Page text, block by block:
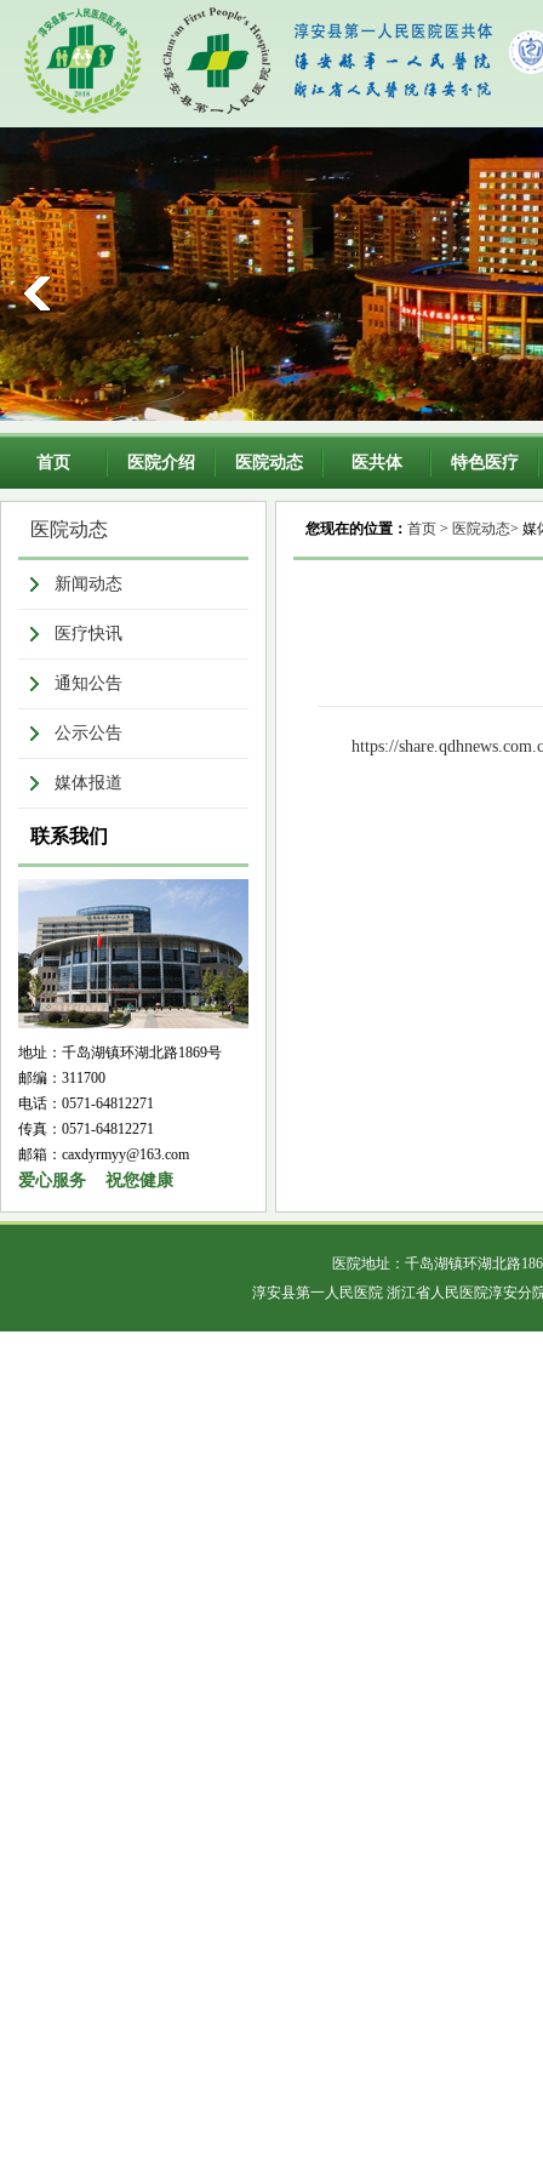
首页 医院介绍 医院动态 医共体 特色医疗
医院动态
新闻动态
医疗快讯
通知公告
公示公告
媒体报道
联系我们
地址：千岛湖镇环湖北路1869号
邮编：311700
电话：0571-64812271
传真：0571-64812271
邮箱：caxdyrmyy@163.com
爱心服务 祝您健康
您现在的位置： 首页 > 医院动态> 媒
https://
医院地址：千岛湖镇环湖北路
淳安县第一人民医院 浙江省人民医院淳安分